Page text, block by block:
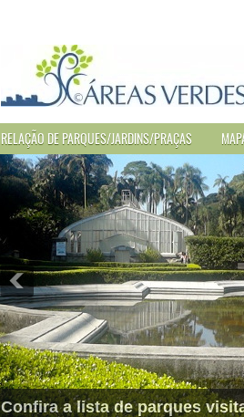
RELAÇÃO DE PARQUES/JARDINS/PRAÇAS
Confira a lista de parques